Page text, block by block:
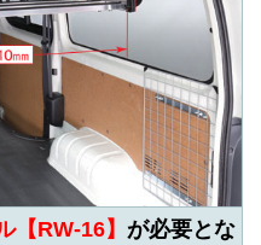
【RW-16】 が必要とな